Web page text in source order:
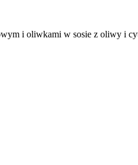
i oliwkami w sosie z oliwy i